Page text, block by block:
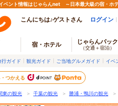
ベント情報はじゃらんnet ～日本最大級の宿・ホ
こんにちは♪ゲストさん ログイン
宿・ホテル じゃらんパック
（交通＋宿泊）
行ガイド 観光ガイド ご当地グルメガイド イベ
つかえる
東の観光 ＞ 千葉の観光 ＞ 勝浦・鴨川の観光 ＞